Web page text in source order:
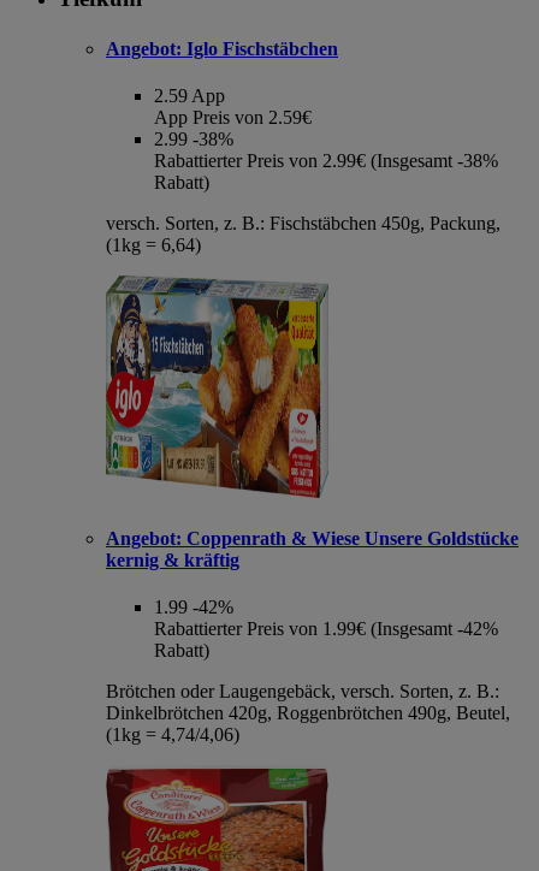
Angebot: Iglo Fischstäbchen
2.59 App
App Preis von 2.59€
2.99 -38%
Rabattierter Preis von 2.99€ (Insgesamt -38%
Rabatt)
versch. Sorten, z. B.: Fischstäbchen 450g, Packung,
(1kg = 6,64)
Angebot: Coppenrath & Wiese Unsere Goldstücke
kernig & kräftig
1.99 -42%
Rabattierter Preis von 1.99€ (Insgesamt -42%
Rabatt)
Brötchen oder Laugengebäck, versch. Sorten, z. B.:
Dinkelbrötchen 420g, Roggenbrötchen 490g, Beutel,
(1kg = 4,74/4,06)